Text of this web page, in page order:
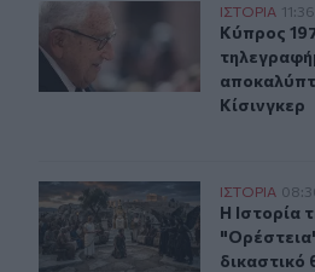
Κύπρος 1974: Τα απόρρητα
ΙΣΤΟΡΙΑ 11:36
Κύπρος
Κύπρος
Κίσινγκερ
Η Ιστορία της Κυριακής:
ΙΣΤΟΡΙΑ
Η
Η Ιστορία
δικαστικό